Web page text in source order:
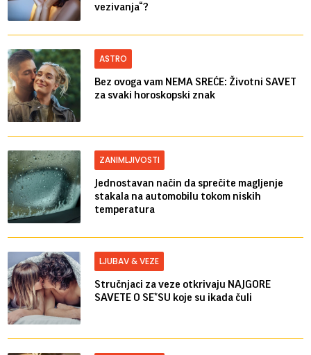
vezivanja“?
ASTRO
Bez ovoga vam NEMA SREĆE: Životni SAVET
za svaki horoskopski znak
ZANIMLJIVOSTI
Jednostavan način da sprečite magljenje
stakala na automobilu tokom niskih
temperatura
LJUBAV & VEZE
Stručnjaci za veze otkrivaju NAJGORE
SAVETE O SE*SU koje su ikada čuli